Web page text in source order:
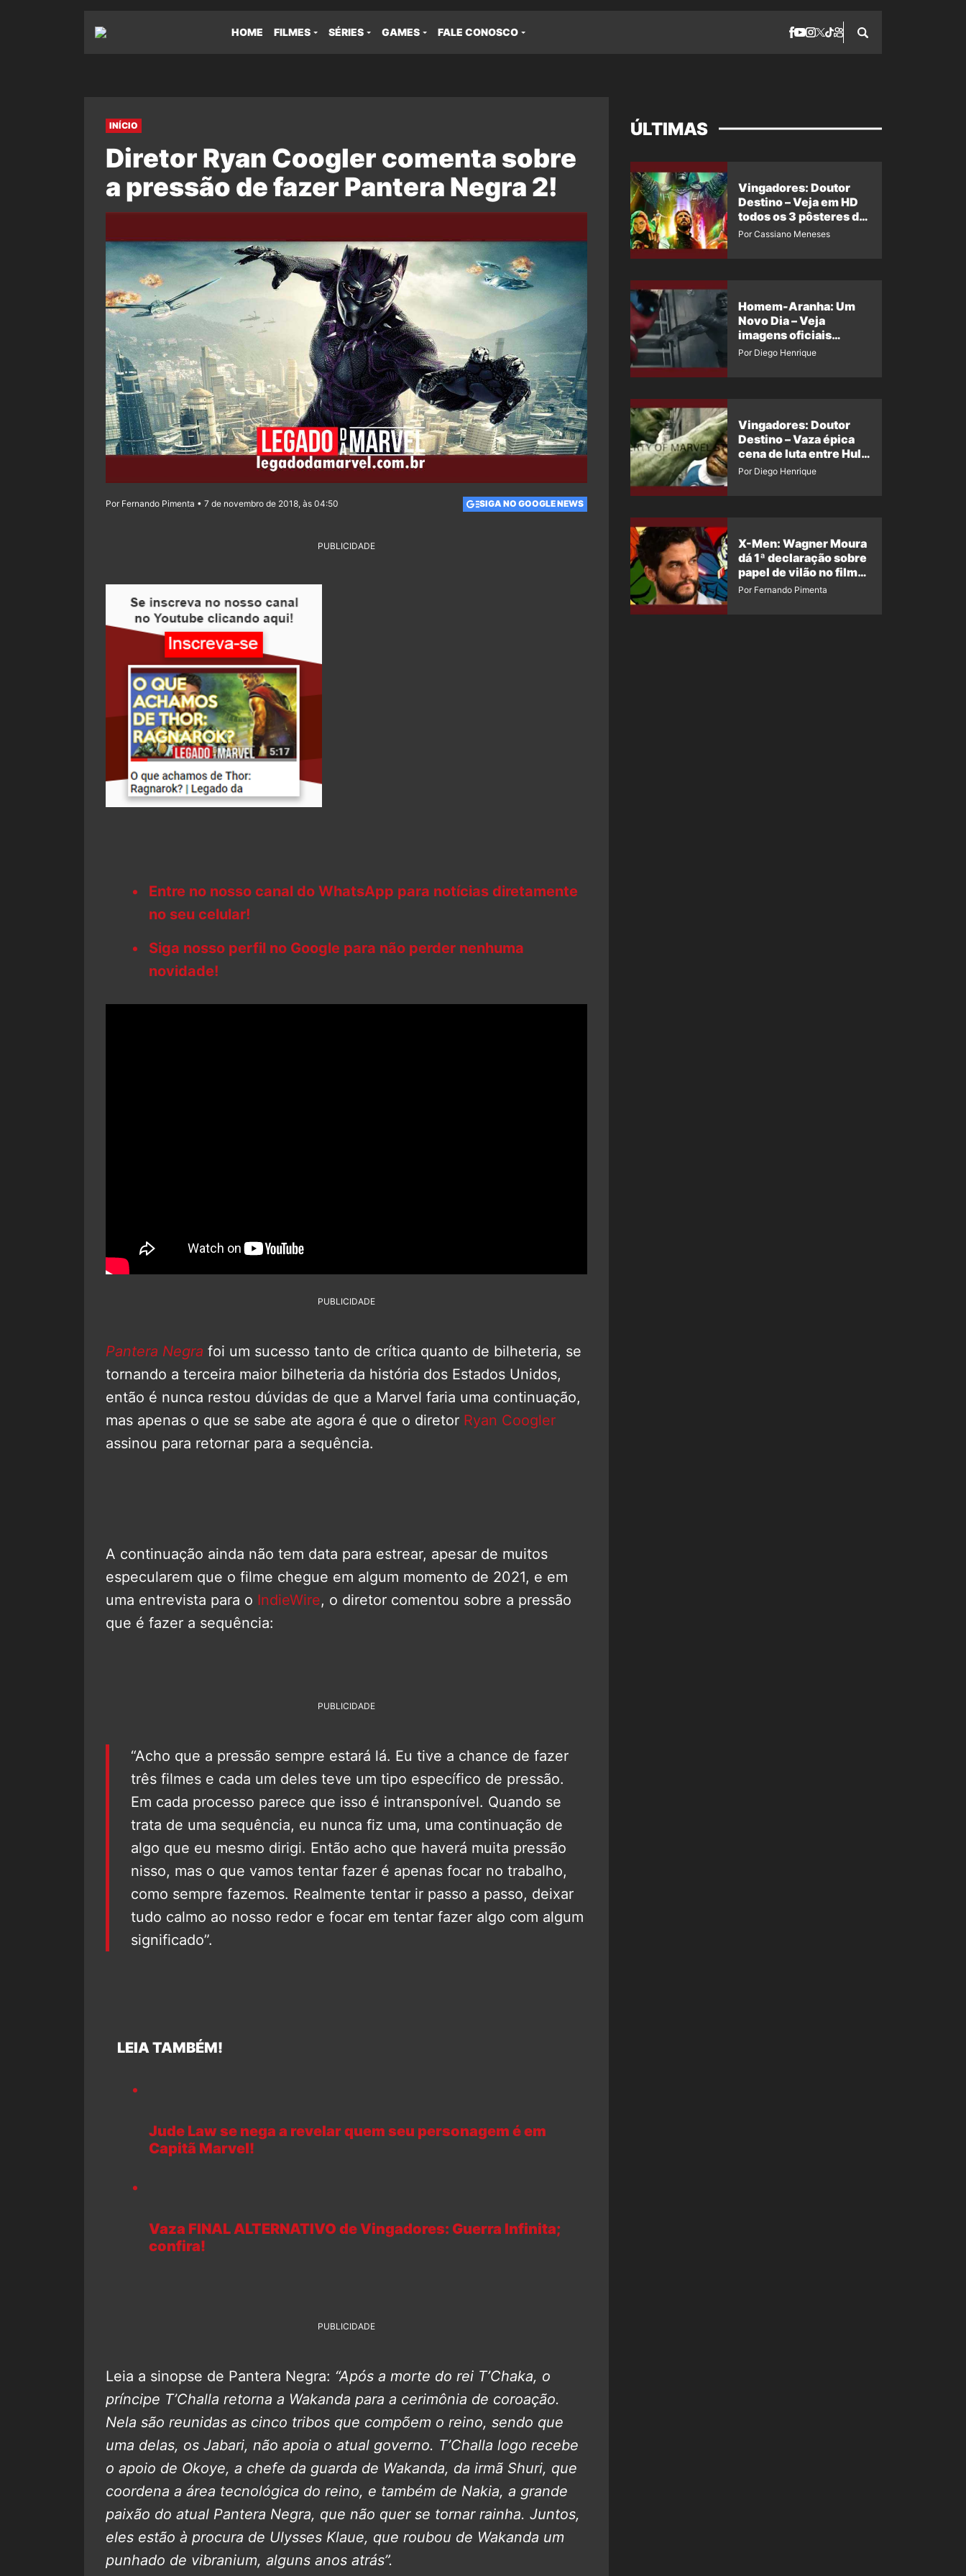
HOME FILMES SÉRIES GAMES FALE CONOSCO
INÍCIO
Diretor Ryan Coogler comenta sobre
a pressão de fazer Pantera Negra 2!
Por Fernando Pimenta • 7 de novembro de 2018, às 04:50 SIGA NO GOOGLE NEWS
PUBLICIDADE
Entre no nosso canal do WhatsApp para notícias diretamente
no seu celular!
Siga nosso perfil no Google para não perder nenhuma
novidade!
PUBLICIDADE
Pantera Negra foi um sucesso tanto de crítica quanto de bilheteria, se
tornando a terceira maior bilheteria da história dos Estados Unidos,
então é nunca restou dúvidas de que a Marvel faria uma continuação,
mas apenas o que se sabe ate agora é que o diretor Ryan Coogler
assinou para retornar para a sequência.
A continuação ainda não tem data para estrear, apesar de muitos
especularem que o filme chegue em algum momento de 2021, e em
uma entrevista para o IndieWire, o diretor comentou sobre a pressão
que é fazer a sequência:
PUBLICIDADE
“Acho que a pressão sempre estará lá. Eu tive a chance de fazer
três filmes e cada um deles teve um tipo específico de pressão.
Em cada processo parece que isso é intransponível. Quando se
trata de uma sequência, eu nunca fiz uma, uma continuação de
algo que eu mesmo dirigi. Então acho que haverá muita pressão
nisso, mas o que vamos tentar fazer é apenas focar no trabalho,
como sempre fazemos. Realmente tentar ir passo a passo, deixar
tudo calmo ao nosso redor e focar em tentar fazer algo com algum
significado”.
LEIA TAMBÉM!
Jude Law se nega a revelar quem seu personagem é em
Capitã Marvel!
Vaza FINAL ALTERNATIVO de Vingadores: Guerra Infinita;
confira!
PUBLICIDADE
Leia a sinopse de Pantera Negra: “Após a morte do rei T’Chaka, o
príncipe T’Challa retorna a Wakanda para a cerimônia de coroação.
Nela são reunidas as cinco tribos que compõem o reino, sendo que
uma delas, os Jabari, não apoia o atual governo. T’Challa logo recebe
o apoio de Okoye, a chefe da guarda de Wakanda, da irmã Shuri, que
coordena a área tecnológica do reino, e também de Nakia, a grande
paixão do atual Pantera Negra, que não quer se tornar rainha. Juntos,
eles estão à procura de Ulysses Klaue, que roubou de Wakanda um
punhado de vibranium, alguns anos atrás”.
ÚLTIMAS
Vingadores: Doutor
Destino – Veja em HD
todos os 3 pôsteres de
‘Doomsday’ + 1 imagem
Por Cassiano Meneses
Homem-Aranha: Um
Novo Dia – Veja
imagens oficiais
descartadas do Hulk
Por Diego Henrique
Vingadores: Doutor
Destino – Vaza épica
cena de luta entre Hulk
e o Coisa
Por Diego Henrique
X-Men: Wagner Moura
dá 1ª declaração sobre
papel de vilão no filme
da Marvel
Por Fernando Pimenta